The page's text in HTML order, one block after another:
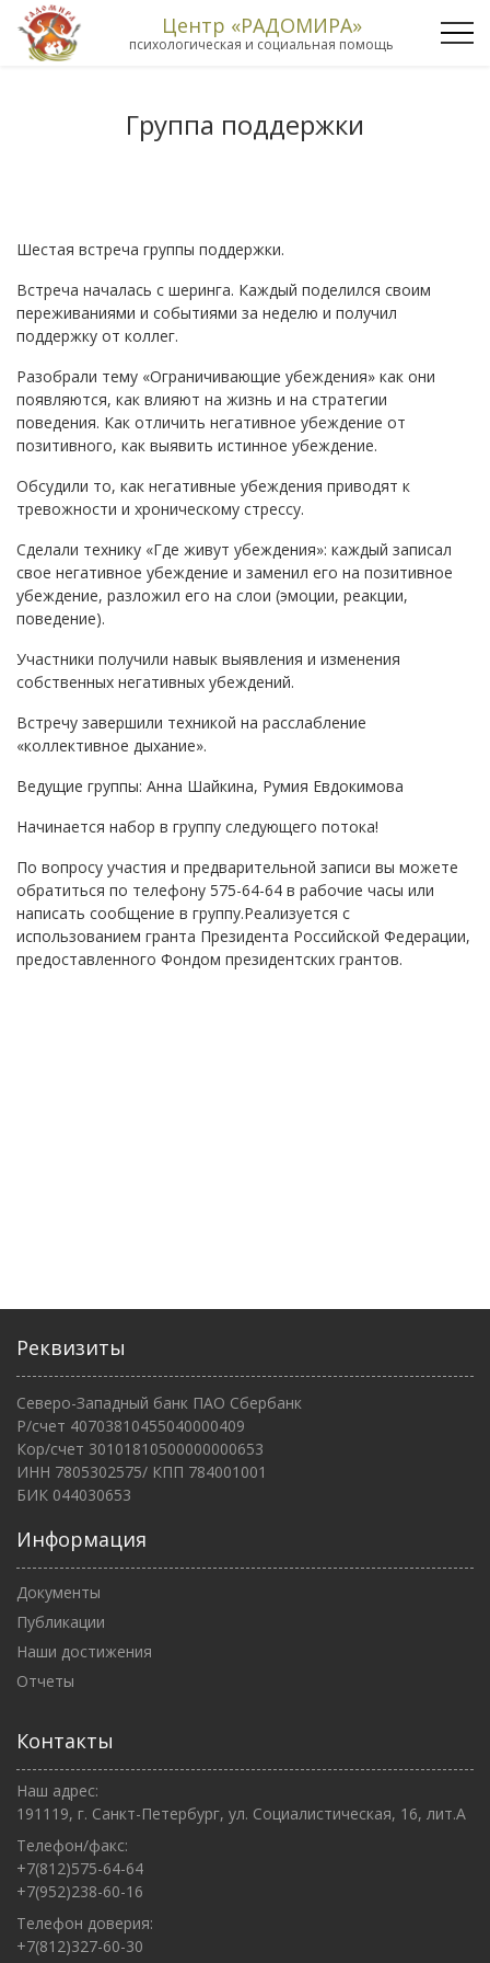
Центр «РАДОМИРА»
психологическая и социальная помощь
Группа поддержки
Шестая встреча группы поддержки.
Встреча началась с шеринга. Каждый поделился своим
переживаниями и событиями за неделю и получил
поддержку от коллег.
Разобрали тему «Ограничивающие убеждения» как они
появляются, как влияют на жизнь и на стратегии
поведения. Как отличить негативное убеждение от
позитивного, как выявить истинное убеждение.
Обсудили то, как негативные убеждения приводят к
тревожности и хроническому стрессу.
Сделали технику «Где живут убеждения»: каждый записал
свое негативное убеждение и заменил его на позитивное
убеждение, разложил его на слои (эмоции, реакции,
поведение).
Участники получили навык выявления и изменения
собственных негативных убеждений.
Встречу завершили техникой на расслабление
«коллективное дыхание».
Ведущие группы: Анна Шайкина, Румия Евдокимова
Начинается набор в группу следующего потока!
По вопросу участия и предварительной записи вы можете
обратиться по телефону 575-64-64 в рабочие часы или
написать сообщение в группу.Реализуется с
использованием гранта Президента Российской Федерации,
предоставленного Фондом президентских грантов.
Реквизиты
Северо-Западный банк ПАО Сбербанк
Р/счет 40703810455040000409
Кор/счет 30101810500000000653
ИНН 7805302575/ КПП 784001001
БИК 044030653
Информация
Документы
Публикации
Наши достижения
Отчеты
Контакты
Наш адрес:
191119, г. Санкт-Петербург, ул. Социалистическая, 16, лит.А
Телефон/факс:
+7(812)575-64-64
+7(952)238-60-16
Телефон доверия:
+7(812)327-60-30